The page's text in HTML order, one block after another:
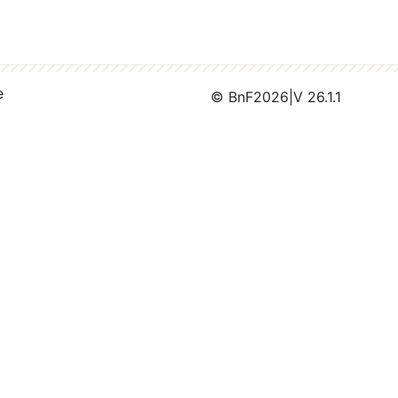
© BnF2026 V 26.1.1